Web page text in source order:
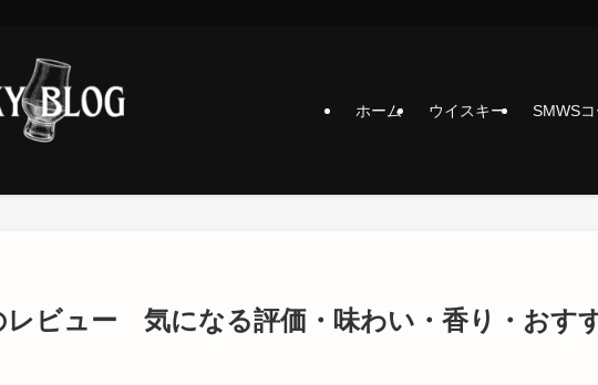
ホーム ウイスキー SMWS
レビュー 気になる評価・味わい・香り・おす